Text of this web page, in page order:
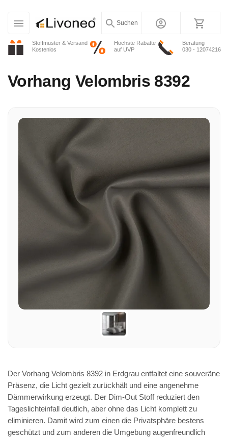
Stoffmuster & Versand
Kostenlos
Höchste Rabatte
auf UVP
Beratung
030 - 12074216
Suchen
Vorhang Velombris 8392
Der Vorhang Velombris 8392 in Erdgrau entfaltet eine souveräne
Präsenz, die Licht gezielt zurückhält und eine angenehme
Dämmerwirkung erzeugt. Der Dim-Out Stoff reduziert den
Tageslichteinfall deutlich, aber ohne das Licht komplett zu
eliminieren. Damit wird zum einen die Privatsphäre bestens
geschützt und zum anderen die Umgebung augenfreundlich